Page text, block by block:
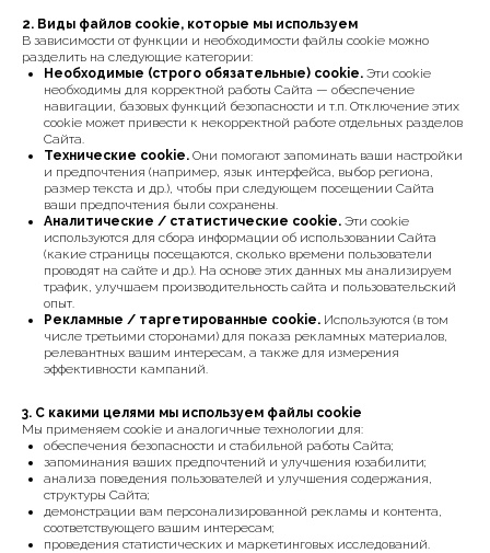
2. Виды файлов cookie, которые мы используем
В зависимости от функции и необходимости файлы cookie можно
разделить на следующие категории:
Необходимые (строго обязательные) cookie. Эти cookie
необходимы для корректной работы Сайта — обеспечение
навигации, базовых функций безопасности и т.п. Отключение этих
cookie может привести к некорректной работе отдельных разделов
Сайта.
Технические cookie. Они помогают запоминать ваши настройки
и предпочтения (например, язык интерфейса, выбор региона,
размер текста и др.), чтобы при следующем посещении Сайта
ваши предпочтения были сохранены.
Аналитические / статистические cookie. Эти cookie
используются для сбора информации об использовании Сайта
(какие страницы посещаются, сколько времени пользователи
проводят на сайте и др.). На основе этих данных мы анализируем
трафик, улучшаем производительность сайта и пользовательский
опыт.
Рекламные / таргетированные cookie. Используются (в том
числе третьими сторонами) для показа рекламных материалов,
релевантных вашим интересам, а также для измерения
эффективности кампаний.
3. С какими целями мы используем файлы cookie
Мы применяем cookie и аналогичные технологии для:
обеспечения безопасности и стабильной работы Сайта;
запоминания ваших предпочтений и улучшения юзабилити;
анализа поведения пользователей и улучшения содержания,
структуры Сайта;
демонстрации вам персонализированной рекламы и контента,
соответствующего вашим интересам;
проведения статистических и маркетинговых исследований.